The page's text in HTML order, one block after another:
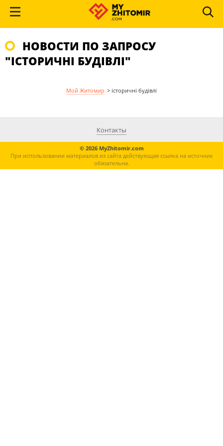
НОВОСТИ ПО ЗАПРОСУ
"ІСТОРИЧНІ БУДІВЛІ"
Мой Житомир > історичні будівлі
Контакты
© 2026 MyZhitomir.com
При использовании материалов из сайта действующая ссылка на источник
обязательна.